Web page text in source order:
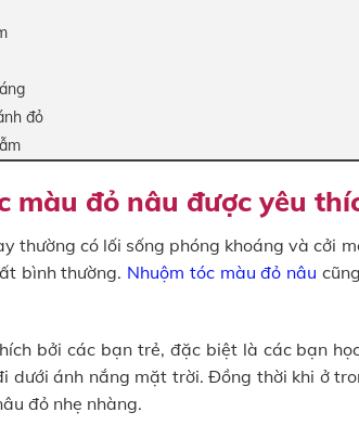
đỏ
màu đỏ nâu được yêu
thường có lối sống phóng khoáng và cởi
bình thường. Nhuộm tóc màu đỏ nâu
bởi các bạn trẻ, đặc biệt là các bạn
dưới ánh nắng mặt trời. Đồng thời khi ở
đỏ nhẹ nhàng.